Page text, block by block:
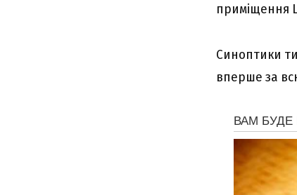
приміщення
Синоптики
вперше за